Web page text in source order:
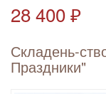
28 400 ₽
Складень-
Праздники"